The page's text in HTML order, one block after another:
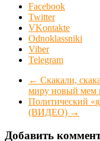
Facebook
Twitter
VKontakte
Odnoklassniki
Viber
Telegram
← Скакали,
миру новый мем
Политический
(ВИДЕО) →
Добавить